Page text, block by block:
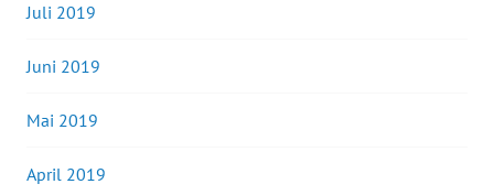
Juli 2019
Juni 2019
Mai 2019
April 2019